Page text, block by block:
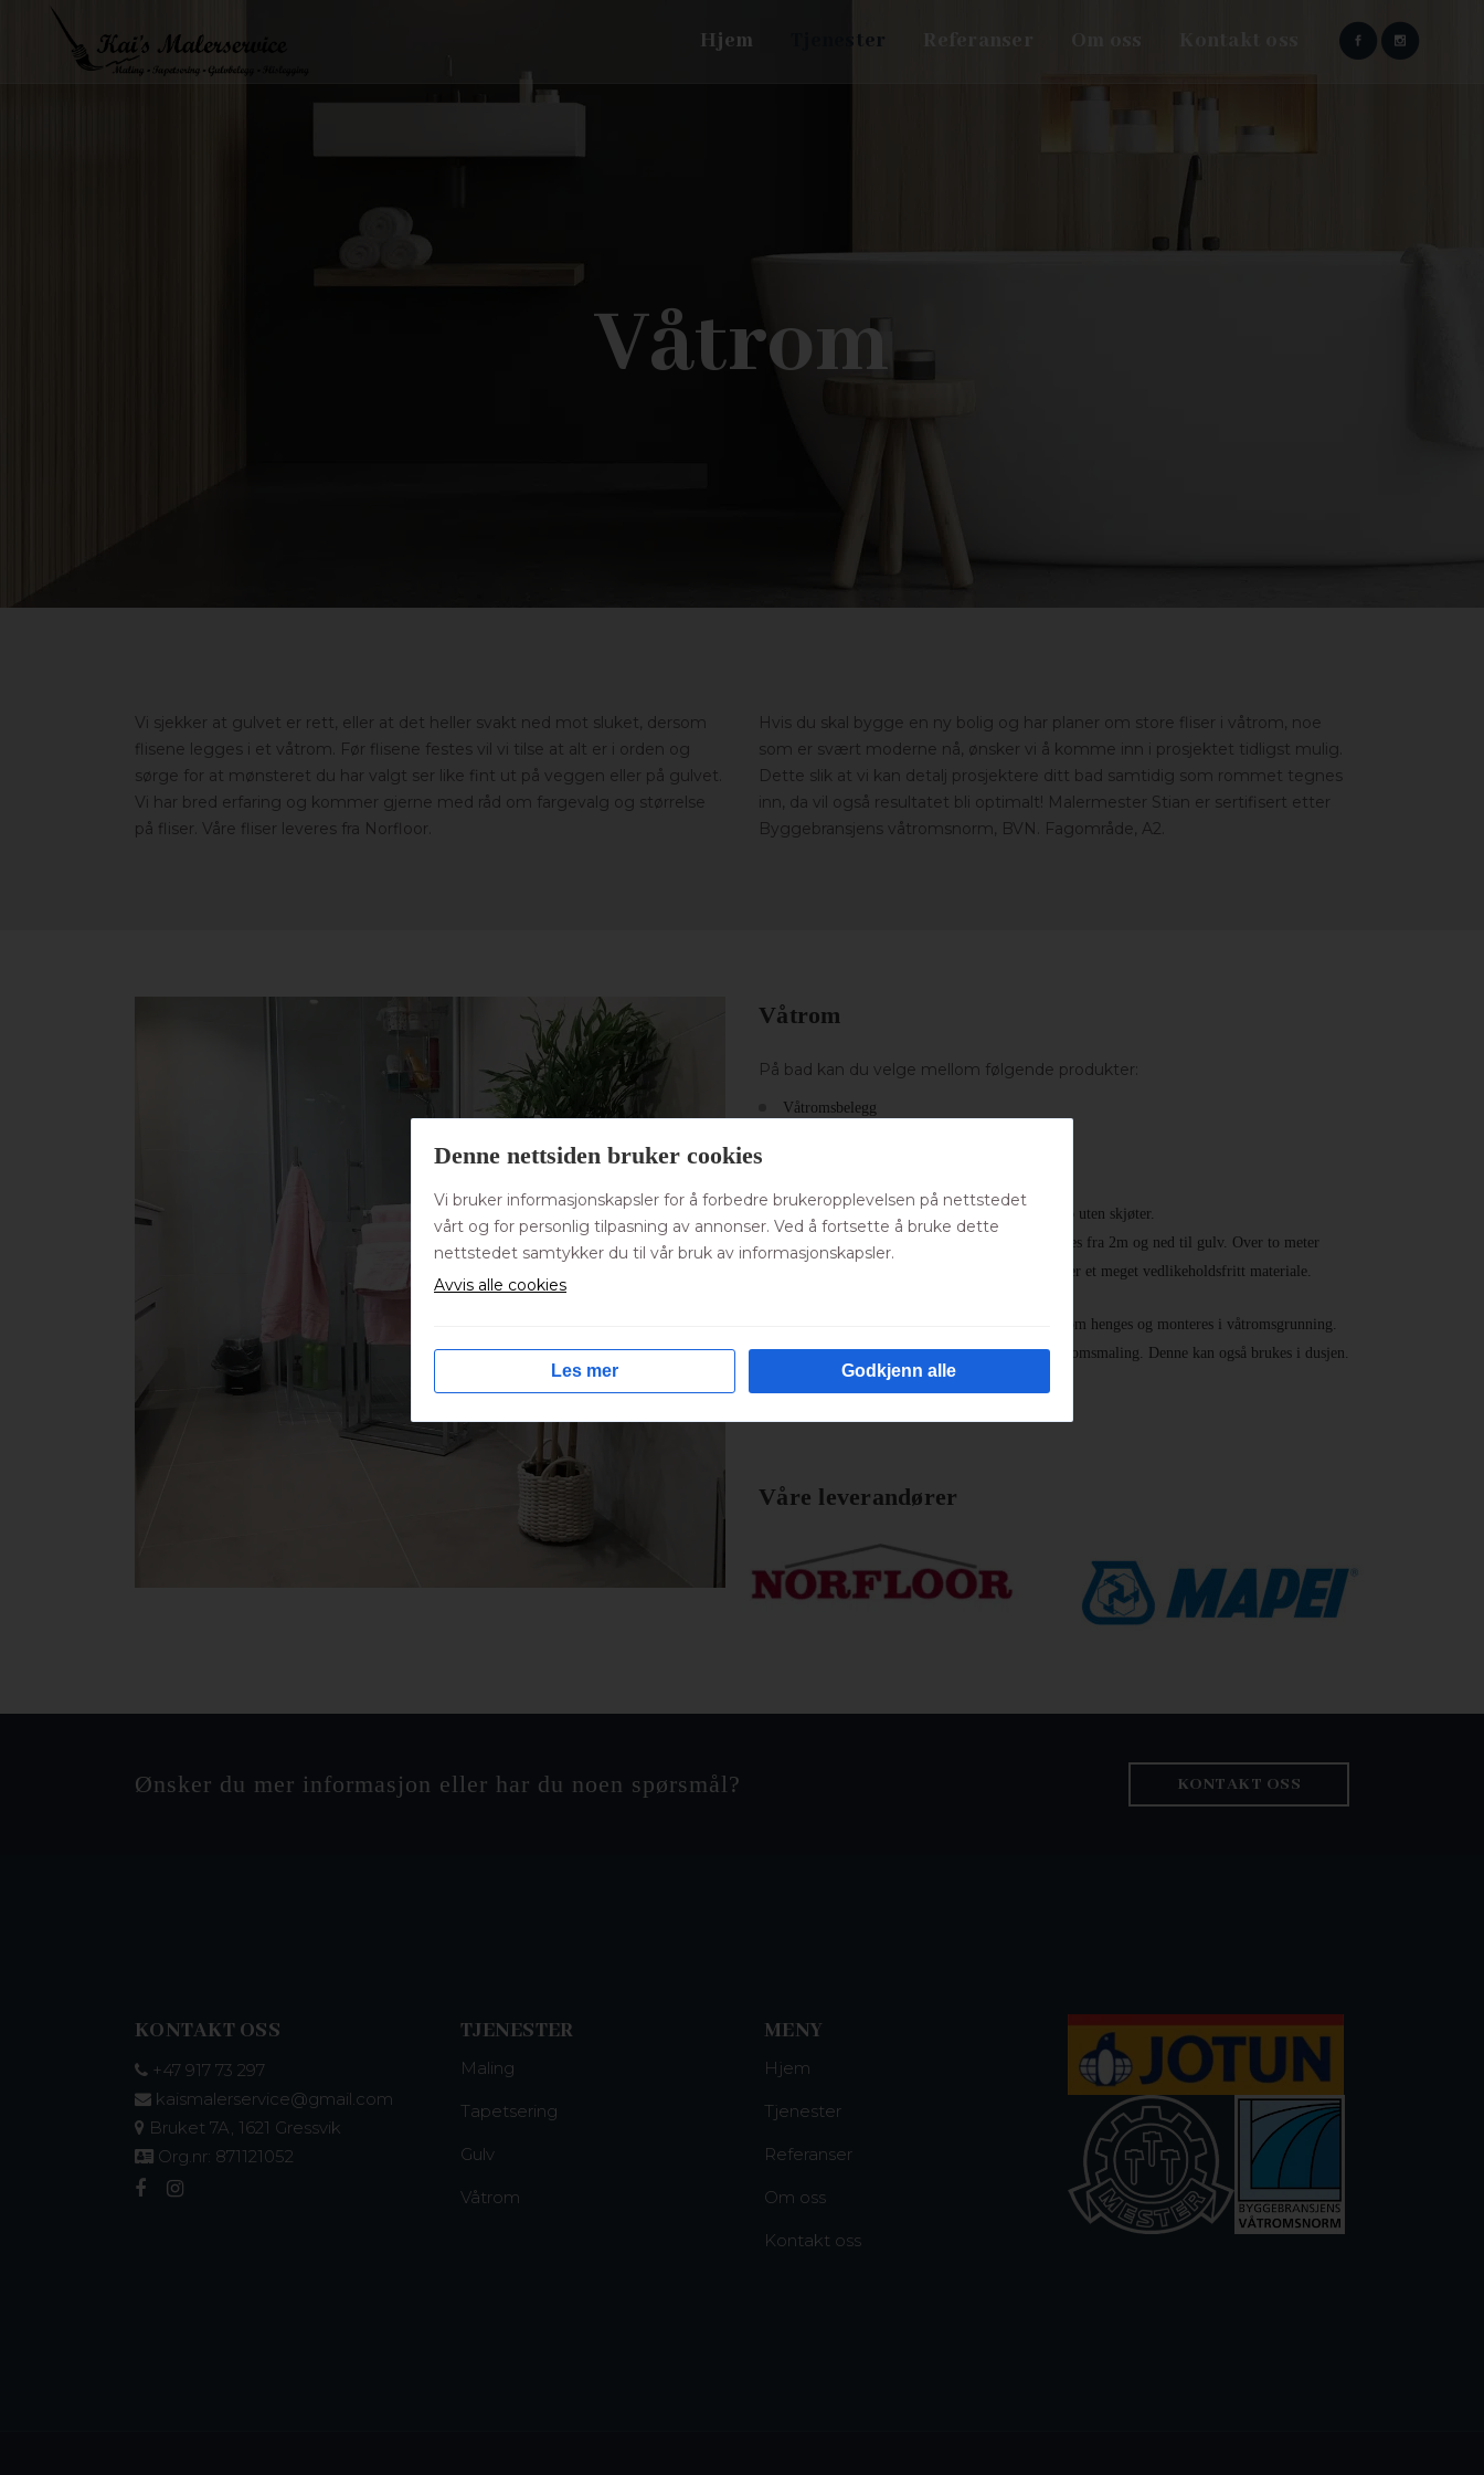
Hjem Tjenester Referanser Om oss
Våtrom
Vi sjekker at gulvet er rett, eller at det heller svakt ned mot sluket, dersom
flisene legges i et våtrom. Før flisene festes vil vi tilse at alt er i orden og
sørge for at mønsteret du har valgt ser like fint ut på veggen eller på gulvet.
Vi har bred erfaring og kommer gjerne med råd om fargevalg og størrelse
på fliser. Våre fliser leveres fra Norfloor.
Hvis du skal bygge en ny bolig og har planer om store fliser i våtrom, noe
som er svært moderne nå, ønsker vi å komme inn i prosjektet tidligst mulig.
Dette slik at vi kan detalj prosjektere ditt bad samtidig som rommet tegnes
inn, da vil også resultatet bli optimalt! Malermester Stian er sertifisert etter
Byggebransjens våtromsnorm, BVN. Fagområde, A2.
Våtrom
På bad kan du velge mellom følgende produkter:
Våtromsbelegg
Veggvinyl – en veggbekledning som settes opp uten skjøter.
Den settes fra døra og rundt rommet. Den settes fra 2m og ned til gulv. Over to meter
settes en bord som også er uten skjøter. Dette er et meget vedlikeholdsfritt materiale.
Våtromssystem (Malt system) – en fiberduk som henges og monteres i våtromsgrunning.
Det blir deretter overmalt med en spesiell våtromsmaling. Denne kan også brukes i dusjen.
Våre leverandører
Ønsker du mer informasjon eller har du noen spørsmål? KONTAKT OSS
KONTAKT OSS
+47 917 73 297
kaismalerservice@gmail.com
Bruket 7A, 1621 Gressvik
Org.nr: 871121052
TJENESTER
Maling
Tapetsering
Gulv
Våtrom
MENY
Hjem
Tjenester
Referanser
Om oss
Kontakt oss
Denne nettsiden bruker cookies
Vi bruker informasjonskapsler for å forbedre brukeropplevelsen på nettstedet
vårt og for personlig tilpasning av annonser. Ved å fortsette å bruke dette
nettstedet samtykker du til vår bruk av informasjonskapsler.
Avvis alle cookies
Les mer Godkjenn alle